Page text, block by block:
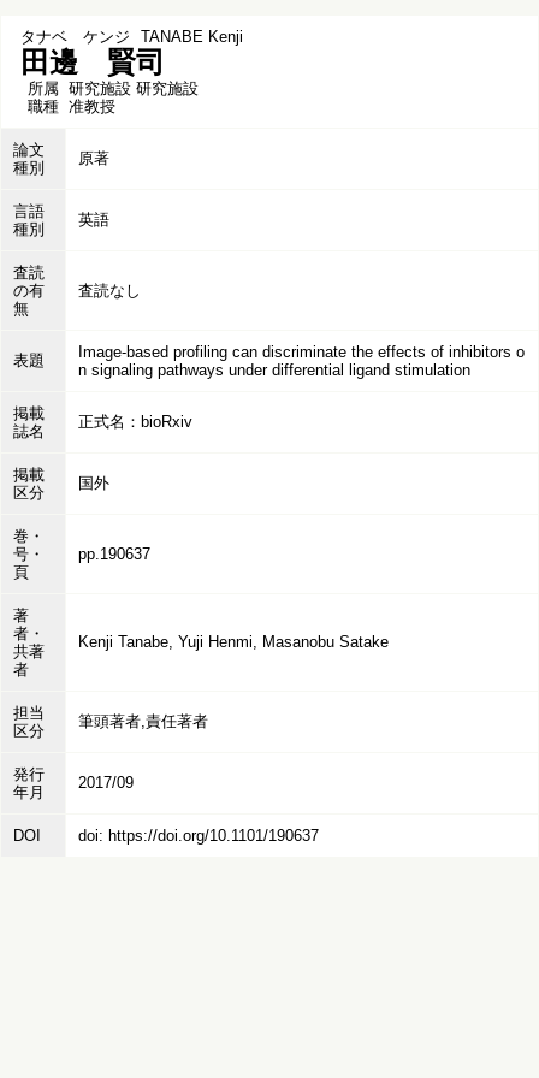
タナベ ケンジ TANABE Kenji
田邊 賢司
所属 研究施設 研究施設
職種 准教授
論文
種別
原著
言語
種別
英語
査読
の有
無
査読なし
表題
Image-based profiling can discriminate the effects of inhibitors o
n signaling pathways under differential ligand stimulation
掲載
誌名
正式名：bioRxiv
掲載
区分
国外
巻・
号・
頁
pp.190637
著
者・
共著
者
Kenji Tanabe, Yuji Henmi, Masanobu Satake
担当
区分
筆頭著者,責任著者
発行
年月
2017/09
DOI doi: https://doi.org/10.1101/190637